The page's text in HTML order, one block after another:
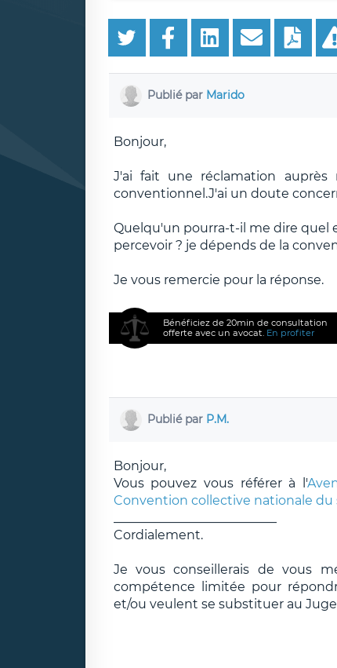
Publié par Marido
Bonjour,
J'ai fait une réclamation
conventionnel.J'ai un doute
Quelqu'un pourra-t-il me dire quel
percevoir ? je dépends de la
Je vous remercie pour la réponse.
Bénéficiez de 20min de consultation
offerte avec un avocat. En profiter
Publié par P.M.
Bonjour,
Vous pouvez vous référer à l'
Convention collective nationale du
Cordialement.
Je vous conseillerais de vous
compétence limitée pour
et/ou veulent se substituer au